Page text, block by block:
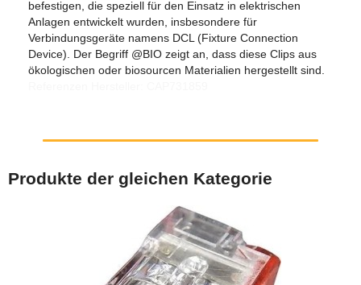
befestigen, die speziell für den Einsatz in elektrischen
Anlagen entwickelt wurden, insbesondere für
Verbindungsgeräte namens DCL (Fixture Connection
Device). Der Begriff @BIO zeigt an, dass diese Clips aus
ökologischen oder biosourcen Materialien hergestellt sind.
Produkte der gleichen Kategorie